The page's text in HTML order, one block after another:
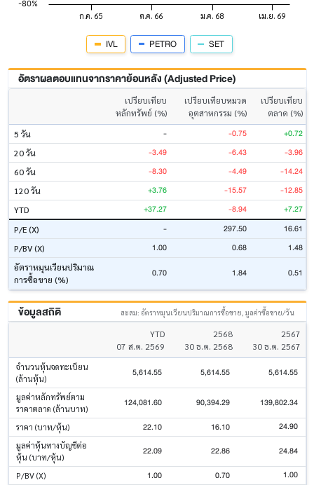
IVL PETRO SET
อัตราผลตอบแทนจากราคาย้อนหลัง (Adjusted Price)
เปรียบเทียบ
หลักทรัพย์ (%)
เปรียบเทียบหมวด
อุตสาหกรรม (%)
เปรียบเทียบ
ตลาด (%)
5 วัน
- -0.75 +0.72
20 วัน -3.49 -6.43 -3.96
60 วัน -8.30 -4.49 -14.24
120 วัน +3.76 -15.57 -12.85
YTD +37.27 -8.94 +7.27
P/E (X) - 297.50 16.61
P/BV (X) 1.00 0.68 1.48
อัตราหมุนเวียนปริมาณ
การซื้อขาย (%)
0.70 1.84 0.51
ข้อมูลสถิติ สะสม: อัตราหมุนเวียนปริมาณการซื้อขาย, มูลค่าซื้อขาย/วัน
YTD
07 ส.ค. 2569
2568
30 ธ.ค. 2568
2567
30 ธ.ค. 2567
จำนวนหุ้นจดทะเบียน
(ล้านหุ้น)
5,614.55 5,614.55 5,614.55
มูลค่าหลักทรัพย์ตาม
ราคาตลาด (ล้านบาท)
124,081.60 90,394.29 139,802.34
ราคา (บาท/หุ้น) 22.10 16.10 24.90
มูลค่าหุ้นทางบัญชีต่อ
หุ้น (บาท/หุ้น)
22.09 22.86 24.84
P/BV (X) 1.00 0.70 1.00